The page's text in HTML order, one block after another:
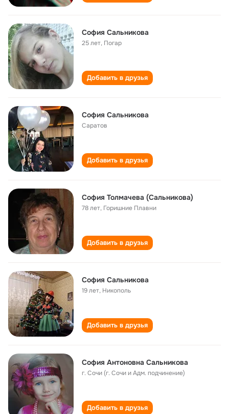
София Сальникова
25 лет, Погар
Добавить в друзья
София Сальникова
Саратов
Добавить в друзья
София Толмачева (Сальникова)
78 лет, Горишние Плавни
Добавить в друзья
София Сальникова
19 лет, Никополь
Добавить в друзья
София Антоновна Сальникова
г. Сочи (г. Сочи и Адм. подчинение)
Добавить в друзья